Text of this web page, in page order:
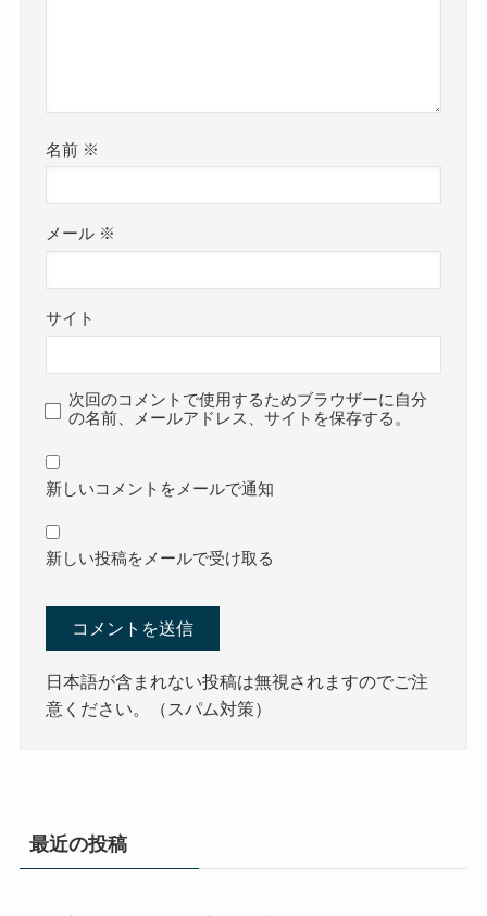
名前 ※
メール ※
サイト
次回のコメントで使用するためブラウザーに自分
の名前、メールアドレス、サイトを保存する。
新しいコメントをメールで通知
新しい投稿をメールで受け取る
日本語が含まれない投稿は無視されますのでご注
意ください。（スパム対策）
最近の投稿